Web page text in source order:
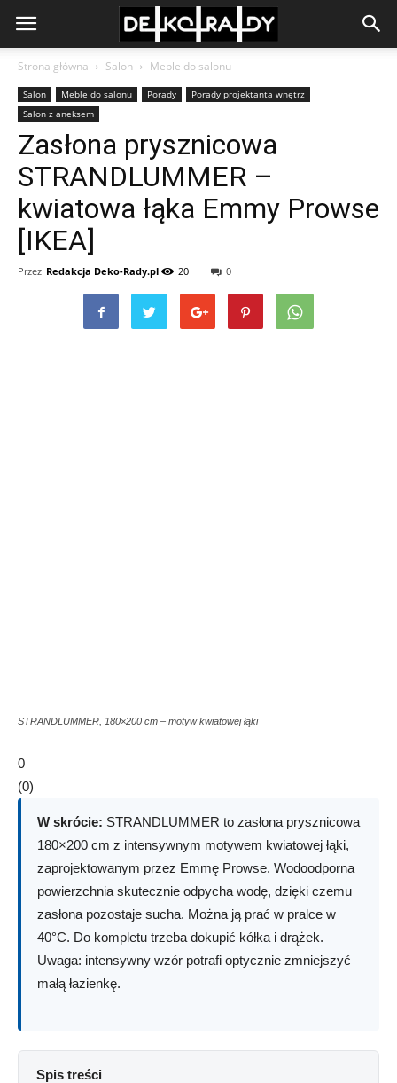
Strona główna Salon Meble do salonu
Salon Meble do salonu Porady
Porady projektanta wnętrz
Salon z aneksem
Zasłona prysznicowa
STRANDLUMMER –
kwiatowa łąka Emmy Prowse
[IKEA]
Przez Redakcja Deko-Rady.pl 20 0
STRANDLUMMER, 180×200 cm – motyw kwiatowej łąki
0
(0)
W skrócie: STRANDLUMMER to zasłona prysznicowa
180×200 cm z intensywnym motywem kwiatowej łąki,
zaprojektowanym przez Emmę Prowse. Wodoodporna
powierzchnia skutecznie odpycha wodę, dzięki czemu
zasłona pozostaje sucha. Można ją prać w pralce w
40°C. Do kompletu trzeba dokupić kółka i drążek.
Uwaga: intensywny wzór potrafi optycznie zmniejszyć
małą łazienkę.
Spis treści